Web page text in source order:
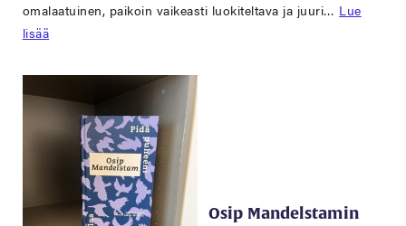
omalaatuinen, paikoin vaikeasti luokiteltava ja juuri… Lue
lisää
Osip Mandelstamin